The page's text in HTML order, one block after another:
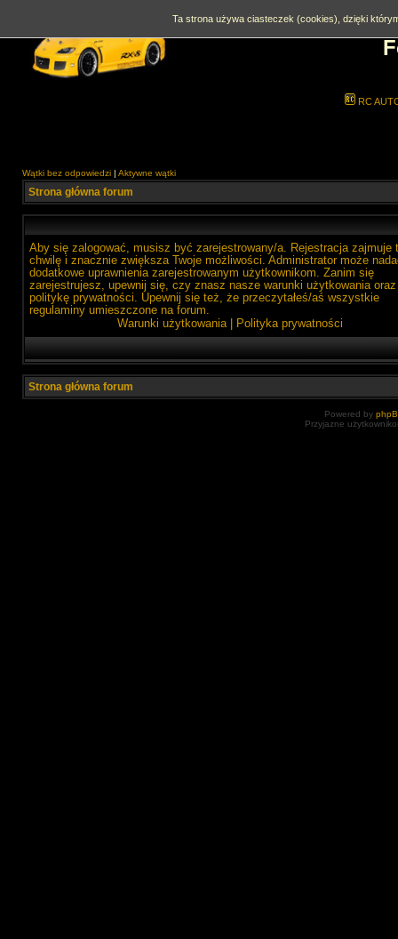
RC
Wątki bez odpowiedzi | Aktywne wątki
Strona główna forum
Aby się zalogować, musisz być zarejestrowany/a. Rejestracja zajmuje
chwilę i znacznie zwiększa Twoje możliwości. Administrator może
dodatkowe uprawnienia zarejestrowanym użytkownikom. Zanim się
zarejestrujesz, upewnij się, czy znasz nasze warunki użytkowania oraz
politykę prywatności. Upewnij się też, że przeczytałeś/aś wszystkie
regulaminy umieszczone na forum.
Warunki użytkowania| Polityka prywatności
Strona główna forum
Powered by
Przyjazne
Ta strona używa ciasteczek (cookies), dzięki